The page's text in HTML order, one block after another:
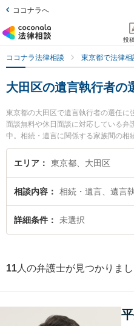
ココナラへ
投
ココナラ法律相談 東京都で法律
大田区の遺言執行者の
東京都の大田区で遺言執行者の選任に
面談無料や休日面談に対応している弁
中。相続・遺言に関係する家族間の相
の細かな分野での絞り込み検索もで
の平井 雄三弁護士やすみれ法律事務
に弁護士に相談したい』『遺言執行
の弁護士を検索したい』『初回相談
大田区内の弁護士に相談予約したい
エリア 東京都、大田区
相談内容 相続・遺言、遺言
詳細条件 未選択
11 人の弁護士が見つかりま